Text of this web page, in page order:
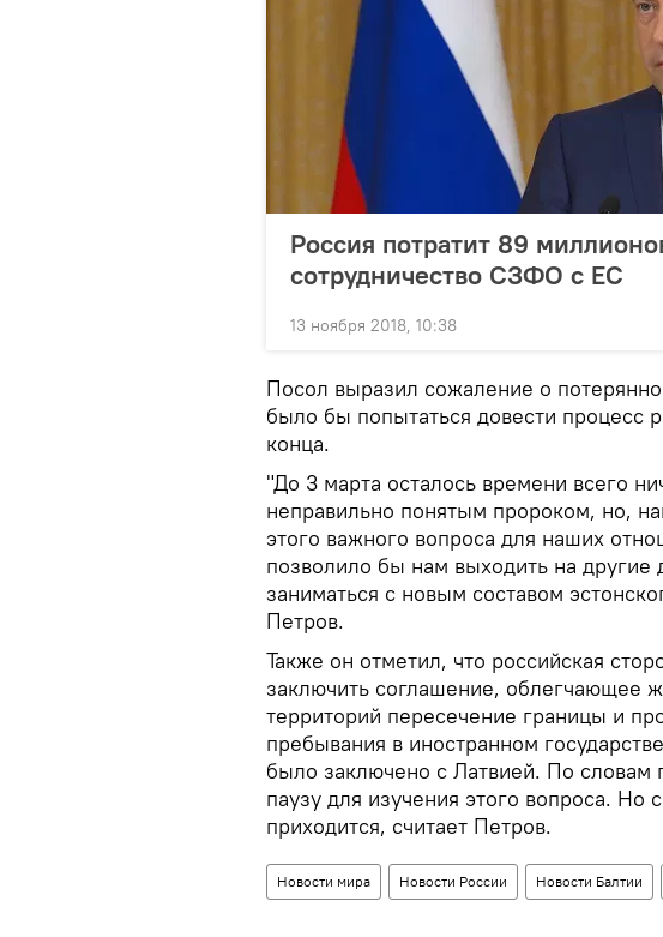
Россия потратит 89
сотрудничество СЗФО с ЕС
13 ноября 2018, 10:38
Посол выразил сожаление о
было бы попытаться довести процесс
конца.
"До 3 марта осталось времени всего
неправильно понятым пророком, но,
этого важного вопроса для наших
позволило бы нам выходить на другие
заниматься с новым составом
Петров.
Также он отметил, что российская
заключить соглашение, облегчающее
территорий пересечение границы и
пребывания в иностранном
было заключено с Латвией. По словам
паузу для изучения этого вопроса. Но
приходится, считает Петров.
Новости мира Новости России Новости Балтии